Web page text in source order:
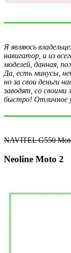
Я являюсь
навигатор, и из
моделей, данная,
Да, есть минусы,
но за свои деньги
заводят, со своими
быстро! Отличное
NAVITEL G550
Neoline Moto 2